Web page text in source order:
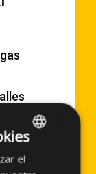
SPANISH
el